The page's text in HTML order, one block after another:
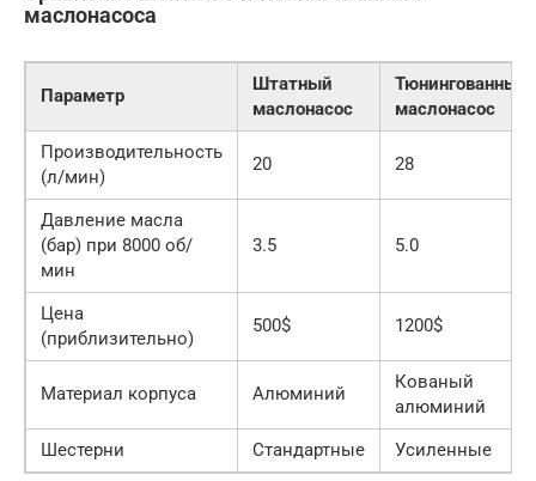
маслонасоса
Параметр
Штатный
маслонасос
Тюнингованный
маслонасос
Производительность
(л/мин)
20 28
Давление масла
(бар) при 8000 об/
мин
3.5 5.0
Цена
(приблизительно)
500$ 1200$
Материал корпуса Алюминий
Кованый
алюминий
Шестерни
Стандартные Усиленные